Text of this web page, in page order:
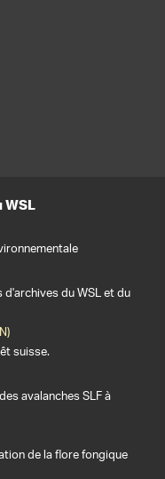
WSL
du WSL et du
suisse.
avalanches SLF à
de la flore fongique